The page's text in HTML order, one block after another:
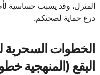
المنزل، وقد يسبب حساسية
درع حماية لصحتكم.
الخطوات السحرية
البقع (المنهجية